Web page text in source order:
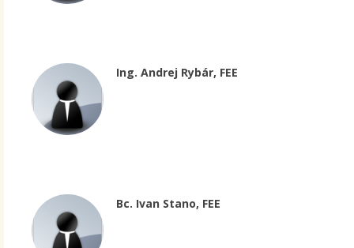
Ing. Andrej Rybár, FEE
Bc. Ivan Stano, FEE